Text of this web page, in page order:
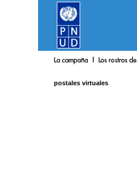
postales virtuales